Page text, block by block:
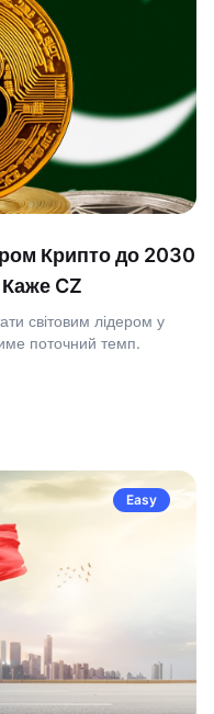
Крипто до 2030
CZ
світовим лідером у
поточний темп.
Easy